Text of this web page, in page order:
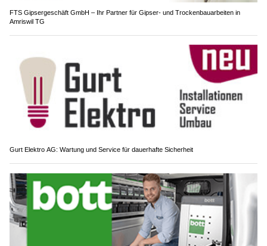
FTS Gipsergeschäft GmbH – Ihr Partner für Gipser- und Trockenbauarbeiten in
Amriswil TG
Gurt Elektro AG: Wartung und Service für dauerhafte Sicherheit